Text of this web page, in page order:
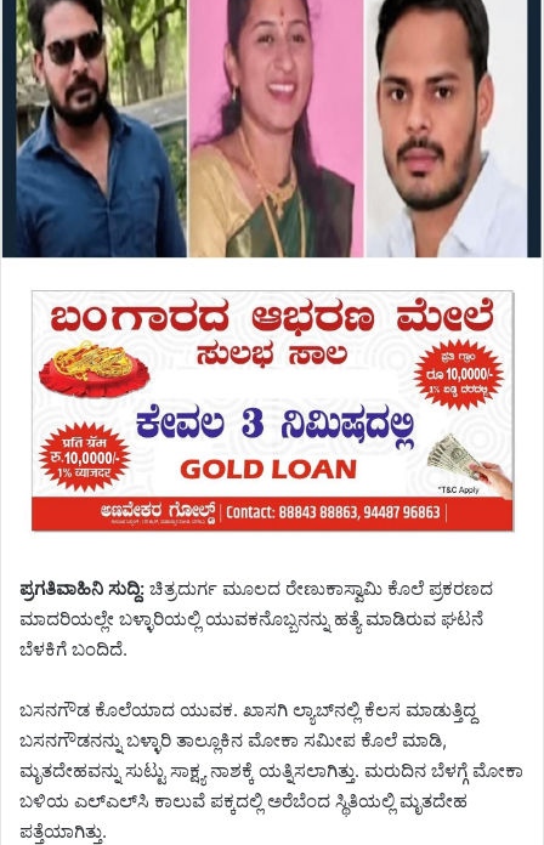
ಪ್ರಗತಿವಾಹಿನಿ ಸುದ್ದಿ: ಚಿತ್ರದುರ್ಗ ಮೂಲದ ರೇಣುಕಾಸ್ವಾಮಿ ಕೊಲೆ ಪ್ರಕರಣದ
ಮಾದರಿಯಲ್ಲೇ ಬಳ್ಳಾರಿಯಲ್ಲಿ ಯುವಕನೊಬ್ಬನನ್ನು ಹತ್ಯೆ ಮಾಡಿರುವ ಘಟನೆ
ಬೆಳಕಿಗೆ ಬಂದಿದೆ.
ಬಸನಗೌಡ ಕೊಲೆಯಾದ ಯುವಕ. ಖಾಸಗಿ ಲ್ಯಾಬ್‌ನಲ್ಲಿ ಕೆಲಸ ಮಾಡುತ್ತಿದ್ದ
ಬಸನಗೌಡನನ್ನು ಬಳ್ಳಾರಿ ತಾಲ್ಲೂಕಿನ ಮೋಕಾ ಸಮೀಪ ಕೊಲೆ ಮಾಡಿ,
ಮೃತದೇಹವನ್ನು ಸುಟ್ಟು ಸಾಕ್ಷ್ಯ ನಾಶಕ್ಕೆ ಯತ್ನಿಸಲಾಗಿತ್ತು. ಮರುದಿನ ಬೆಳಗ್ಗೆ ಮೋಕಾ
ಬಳಿಯ ಎಲ್‌ಎಲ್‌ಸಿ ಕಾಲುವೆ ಪಕ್ಕದಲ್ಲಿ ಅರೆಬೆಂದ ಸ್ಥಿತಿಯಲ್ಲಿ ಮೃತದೇಹ
ಪತ್ತೆಯಾಗಿತ್ತು.